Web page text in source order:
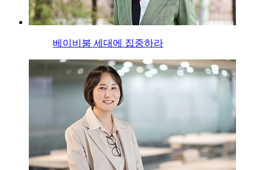
베이비붐 세대에 집중하라